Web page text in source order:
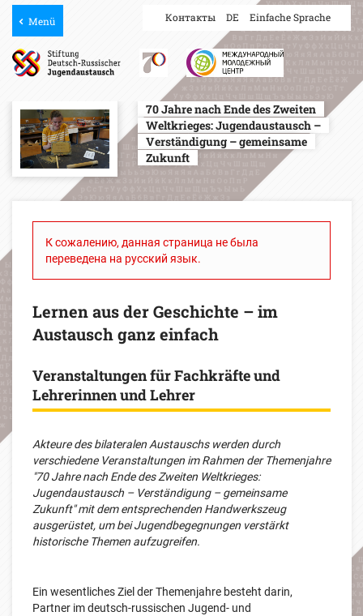
Menü Контакты DE Einfache Sprache
70 Jahre nach Ende des Zweiten
Weltkrieges: Jugendaustausch –
Verständigung – gemeinsame
Zukunft
К сожалению, данная страница не была
переведена на русский язык.
Lernen aus der Geschichte – im
Austausch ganz einfach
Veranstaltungen für Fachkräfte und
Lehrerinnen und Lehrer
Akteure des bilateralen Austauschs werden durch
verschiedene Veranstaltungen im Rahmen der Themenjahre
"70 Jahre nach Ende des Zweiten Weltkrieges:
Jugendaustausch – Verständigung – gemeinsame
Zukunft" mit dem entsprechenden Handwerkszeug
ausgerüstet, um bei Jugendbegegnungen verstärkt
historische Themen aufzugreifen.
Ein wesentliches Ziel der Themenjahre besteht darin,
Partner im deutsch-russischen Jugend- und